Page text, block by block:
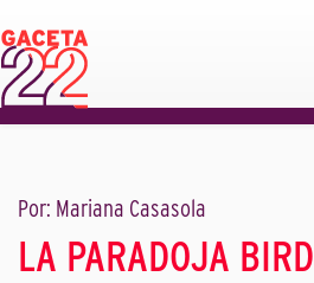
Por: Mariana Casasola
LA PARADOJA BIRD